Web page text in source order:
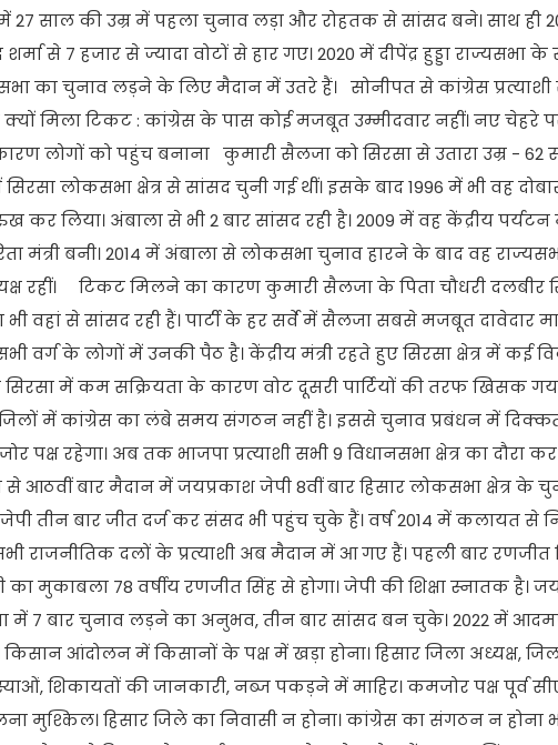
में 27 साल की उम्र में पहला चुनाव लड़ा और रोहतक से सांसद बने। साथ ही
से 7 हजार से ज्यादा वोटों से हार गए। 2020 में दीपेंद्र हुड्डा राज्यसभा
का चुनाव लड़ने के लिए मैदान में उतरे हैं। सोनीपत से कांग्रेस
क्यों मिला टिकट : कांग्रेस के पास कोई मजबूत उम्मीदवार नहीं। नए चेहरे
लोगों को पहुंच बनाना कुमारी सैलजा को सिरसा से उतारा उम्र - 62
लोकसभा क्षेत्र से सांसद चुनी गई थीं। इसके बाद 1996 में भी वह
लिया। अंबाला से भी 2 बार सांसद रही है। 2009 में वह केंद्रीय पर्यटन
मंत्री बनी। 2014 में अंबाला से लोकसभा चुनाव हारने के बाद वह
रहीं। टिकट मिलने का कारण कुमारी सैलजा के पिता चौधरी दलबीर
वहां से सांसद रही हैं। पार्टी के हर सर्वे में सैलजा सबसे मजबूत दावेदार
के लोगों में उनकी पैठ है। केंद्रीय मंत्री रहते हुए सिरसा क्षेत्र में कई
में कम सक्रियता के कारण वोट दूसरी पार्टियों की तरफ खिसक
जिलों में कांग्रेस का लंबे समय संगठन नहीं है। इससे चुनाव प्रबंधन में
पक्ष रहेगा। अब तक भाजपा प्रत्याशी सभी 9 विधानसभा क्षेत्र का दौरा
बार मैदान में जयप्रकाश जेपी 8वीं बार हिसार लोकसभा क्षेत्र के
तीन बार जीत दर्ज कर संसद भी पहुंच चुके हैं। वर्ष 2014 में कलायत से
राजनीतिक दलों के प्रत्याशी अब मैदान में आ गए हैं। पहली बार रणजीत
मुकाबला 78 वर्षीय रणजीत सिंह से होगा। जेपी की शिक्षा स्नातक है।
7 बार चुनाव लड़ने का अनुभव, तीन बार सांसद बन चुके। 2022 में
आंदोलन में किसानों के पक्ष में खड़ा होना। हिसार जिला अध्यक्ष,
शिकायतों की जानकारी, नब्ज पकड़ने में माहिर। कमजोर पक्ष पूर्व
मुश्किल। हिसार जिले का निवासी न होना। कांग्रेस का संगठन न होना